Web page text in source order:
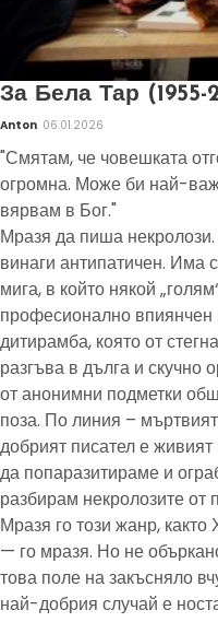
За Бела Тар (1955-
Anton 06.01.2026
"Смятам, че човешката
огромна. Може би най-
вярвам в Бог."
Мразя да пиша
винаги антипатичен. Има
мига, в който някой
професионално впиянчен
дитирамба, която от
разгъва в дълга и скучно
от анонимни подметки
поза. По линия –
добрият писател е живият
да попаразитираме и
разбирам некролозите от
Мразя го този жанр,
— го мразя. Но не
това поле на закъсняло
най-добрия случай е